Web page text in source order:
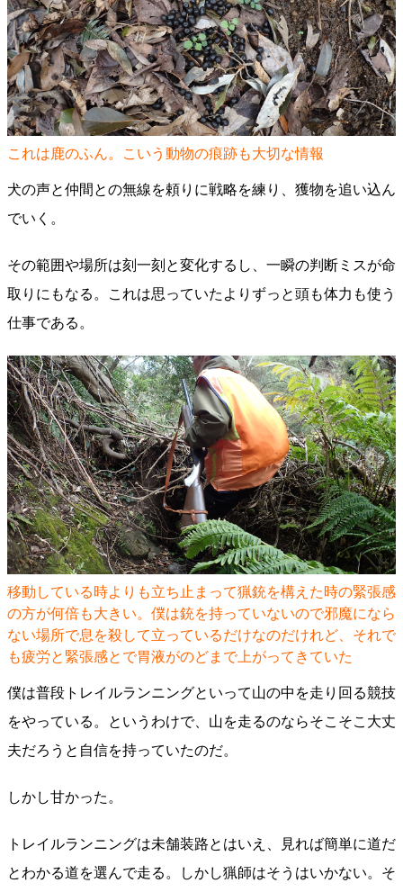
これは鹿のふん。こいう動物の痕跡も大切な情報
犬の声と仲間との無線を頼りに戦略を練り、獲物を追い込ん
でいく。
その範囲や場所は刻一刻と変化するし、一瞬の判断ミスが命
取りにもなる。これは思っていたよりずっと頭も体力も使う
仕事である。
移動している時よりも立ち止まって猟銃を構えた時の緊張感
の方が何倍も大きい。僕は銃を持っていないので​邪魔になら
ない場所で​息を殺して立っているだけなのだけれど、それで
も疲労と緊張感とで胃液がのどまで上がってきていた
僕は普段トレイルランニングといって山の中を走り回る競技
をやっている。というわけで、山を走るのならそこそこ大丈
夫だろうと自信を持っていたのだ。
しかし甘かった。
トレイルランニングは未舗装路とはいえ、見れば簡単に道だ
とわかる道を選んで走る。しかし猟師はそうはいかない。そ